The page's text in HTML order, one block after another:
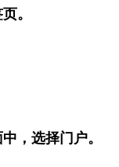
。
，选择门户。